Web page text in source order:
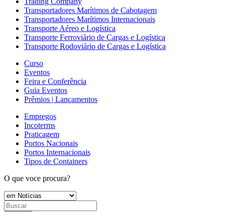
Transportadores Marítimos de Cabotagem
Transportadores Marítimos Internacionais
Transporte Aéreo e Logística
Transporte Ferroviário de Cargas e Logística
Transporte Rodoviário de Cargas e Logística
Curso
Eventos
Feira e Conferência
Guia Eventos
Prêmios | Lançamentos
Empregos
Incoterms
Praticagem
Portos Nacionais
Portos Internacionais
Tipos de Containers
O que voce procura?